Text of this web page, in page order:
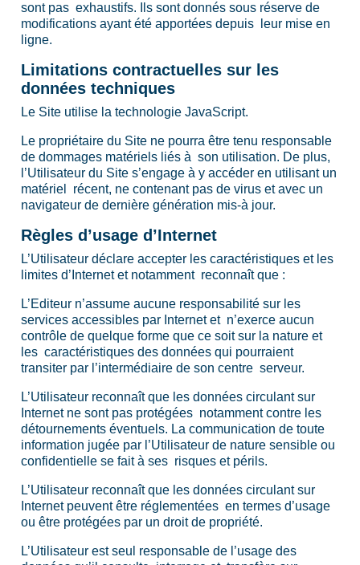
sont pas exhaustifs. Ils sont donnés sous réserve de
modifications ayant été apportées depuis leur mise en
ligne.
Limitations contractuelles sur les
données techniques
Le Site utilise la technologie JavaScript.
Le propriétaire du Site ne pourra être tenu responsable
de dommages matériels liés à son utilisation. De plus,
l’Utilisateur du Site s’engage à y accéder en utilisant un
matériel récent, ne contenant pas de virus et avec un
navigateur de dernière génération mis-à jour.
Règles d’usage d’Internet
L’Utilisateur déclare accepter les caractéristiques et les
limites d’Internet et notamment reconnaît que :
L’Editeur n’assume aucune responsabilité sur les
services accessibles par Internet et n’exerce aucun
contrôle de quelque forme que ce soit sur la nature et
les caractéristiques des données qui pourraient
transiter par l’intermédiaire de son centre serveur.
L’Utilisateur reconnaît que les données circulant sur
Internet ne sont pas protégées notamment contre les
détournements éventuels. La communication de toute
information jugée par l’Utilisateur de nature sensible ou
confidentielle se fait à ses risques et périls.
L’Utilisateur reconnaît que les données circulant sur
Internet peuvent être réglementées en termes d’usage
ou être protégées par un droit de propriété.
L’Utilisateur est seul responsable de l’usage des